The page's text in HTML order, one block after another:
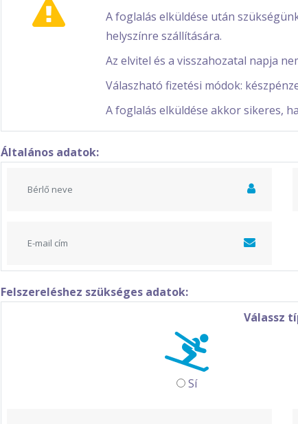
A foglalás elküldése után
helyszínre szállítására.
Az elvitel és a visszahozatal napja
Válaszható fizetési módok:
A foglalás elküldése akkor sikeres,
Általános adatok:
Felszereléshez szükséges adatok:
Válassz
Sí